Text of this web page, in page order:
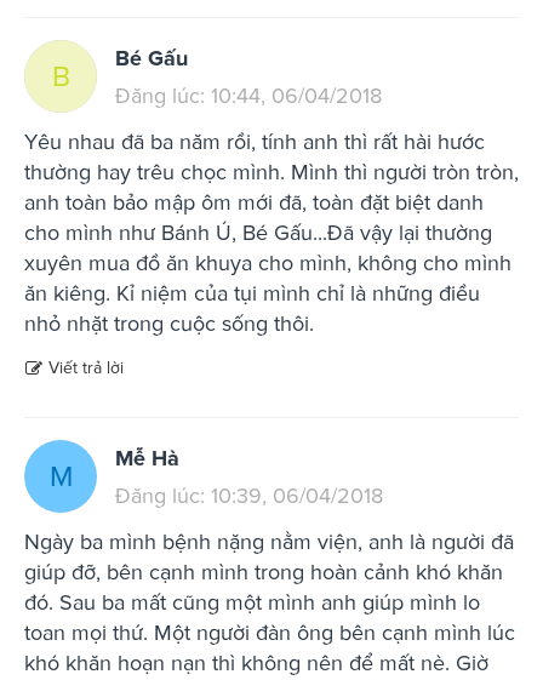
B
Bé Gấu
Đăng lúc: 10:44, 06/04/2018
Yêu nhau đã ba năm rồi, tính anh thì rất hài hước
thường hay trêu chọc mình. Mình thì người tròn tròn,
anh toàn bảo mập ôm mới đã, toàn đặt biệt danh
cho mình như Bánh Ú, Bé Gấu...Đã vậy lại thường
xuyên mua đồ ăn khuya cho mình, không cho mình
ăn kiêng. Kỉ niệm của tụi mình chỉ là những điều
nhỏ nhặt trong cuộc sống thôi.
Viết trả lời
M
Mễ Hà
Đăng lúc: 10:39, 06/04/2018
Ngày ba mình bệnh nặng nằm viện, anh là người đã
giúp đỡ, bên cạnh mình trong hoàn cảnh khó khăn
đó. Sau ba mất cũng một mình anh giúp mình lo
toan mọi thứ. Một người đàn ông bên cạnh mình lúc
khó khăn hoạn nạn thì không nên để mất nè. Giờ